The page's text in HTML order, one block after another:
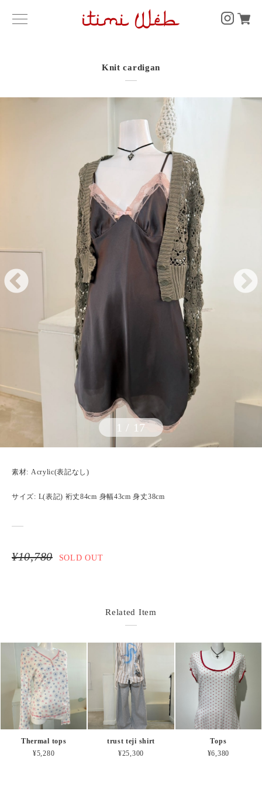
Knit cardigan
1 / 17
素材: Acrylic(表記なし)
サイズ: L(表記) 裄丈84cm 身幅43cm 身丈38cm
¥10,780 SOLD OUT
Related Item
Thermal tops
¥5,280
trust teji shirt
¥25,300
Tops
¥6,380